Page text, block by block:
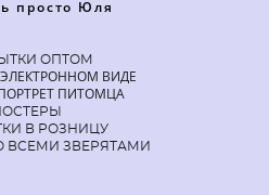
просто Юля
ОПТОМ
ВИДЕ
ПИТОМЦА
В РОЗНИЦУ
ВСЕМИ ЗВЕРЯТАМИ